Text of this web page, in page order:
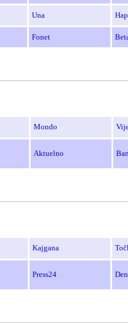
Una
Fonet
Mondo
Aktuelno
Kajgana Toč
Press24